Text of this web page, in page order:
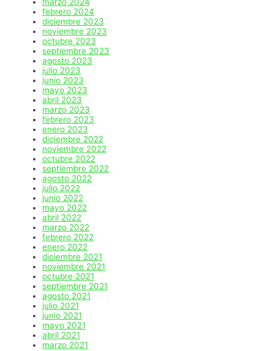
marzo 2024
febrero 2024
diciembre 2023
noviembre 2023
octubre 2023
septiembre 2023
agosto 2023
julio 2023
junio 2023
mayo 2023
abril 2023
marzo 2023
febrero 2023
enero 2023
diciembre 2022
noviembre 2022
octubre 2022
septiembre 2022
agosto 2022
julio 2022
junio 2022
mayo 2022
abril 2022
marzo 2022
febrero 2022
enero 2022
diciembre 2021
noviembre 2021
octubre 2021
septiembre 2021
agosto 2021
julio 2021
junio 2021
mayo 2021
abril 2021
marzo 2021